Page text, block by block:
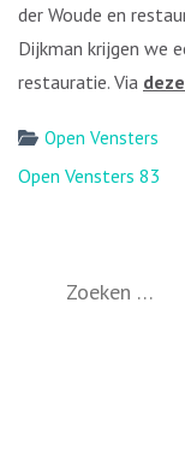
der Woude en
Dijkman krijgen we
restauratie. Via
Open Vensters
Bericht
Open Vensters 83